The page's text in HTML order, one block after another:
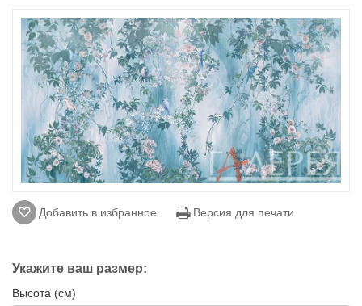
Добавить в избранное Версия для печати
Укажите ваш размер:
Высота (см)